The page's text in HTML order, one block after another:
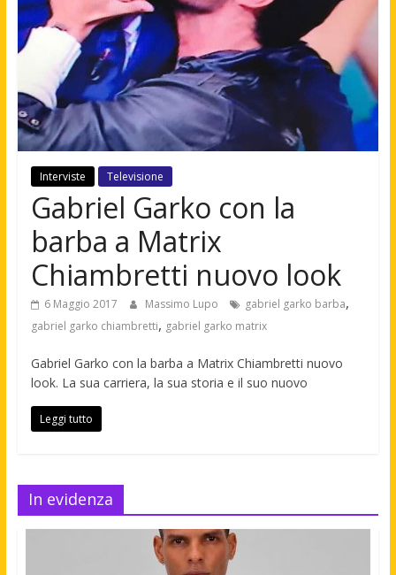
Interviste Televisione
Gabriel Garko con la
barba a Matrix
Chiambretti nuovo look
6 Maggio 2017 Massimo Lupo gabriel garko barba,
gabriel garko chiambretti, gabriel garko matrix
Gabriel Garko con la barba a Matrix Chiambretti nuovo
look. La sua carriera, la sua storia e il suo nuovo
Leggi tutto
In evidenza